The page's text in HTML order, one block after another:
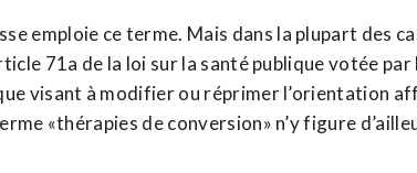
emploie ce terme. Mais dans la plupart des
71a de la loi sur la santé publique votée
visant à modifier ou réprimer l’orientation
«thérapies de conversion» n’y figure